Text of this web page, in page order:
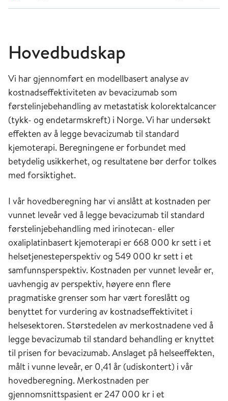
Hovedbudskap
Vi har gjennomført en modellbasert analyse av
kostnadseffektiviteten av bevacizumab som
førstelinjebehandling av metastatisk kolorektalcancer
(tykk- og endetarmskreft) i Norge. Vi har undersøkt
effekten av å legge bevacizumab til standard
kjemoterapi. Beregningene er forbundet med
betydelig usikkerhet, og resultatene bør derfor tolkes
med forsiktighet.
I vår hovedberegning har vi anslått at kostnaden per
vunnet leveår ved å legge bevacizumab til standard
førstelinjebehandling med irinotecan- eller
oxaliplatinbasert kjemoterapi er 668 000 kr sett i et
helsetjenesteperspektiv og 549 000 kr sett i et
samfunnsperspektiv. Kostnaden per vunnet leveår er,
uavhengig av perspektiv, høyere enn flere
pragmatiske grenser som har vært foreslått og
benyttet for vurdering av kostnadseffektivitet i
helsesektoren. Størstedelen av merkostnadene ved å
legge bevacizumab til standard behandling er knyttet
til prisen for bevacizumab. Anslaget på helseeffekten,
målt i vunne leveår, er 0,41 år (udiskontert) i vår
hovedberegning. Merkostnaden per
gjennomsnittspasient er 247 000 kr i et